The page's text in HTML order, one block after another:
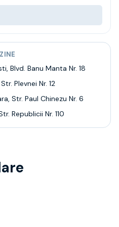
, Blvd. Banu Manta Nr. 18
Str. Plevnei Nr. 12
, Str. Paul Chinezu Nr. 6
Republicii Nr. 110